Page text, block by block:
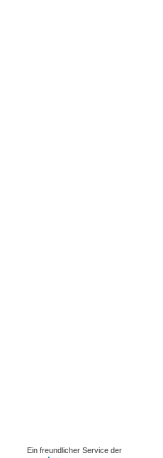
Ein freundlicher Service der